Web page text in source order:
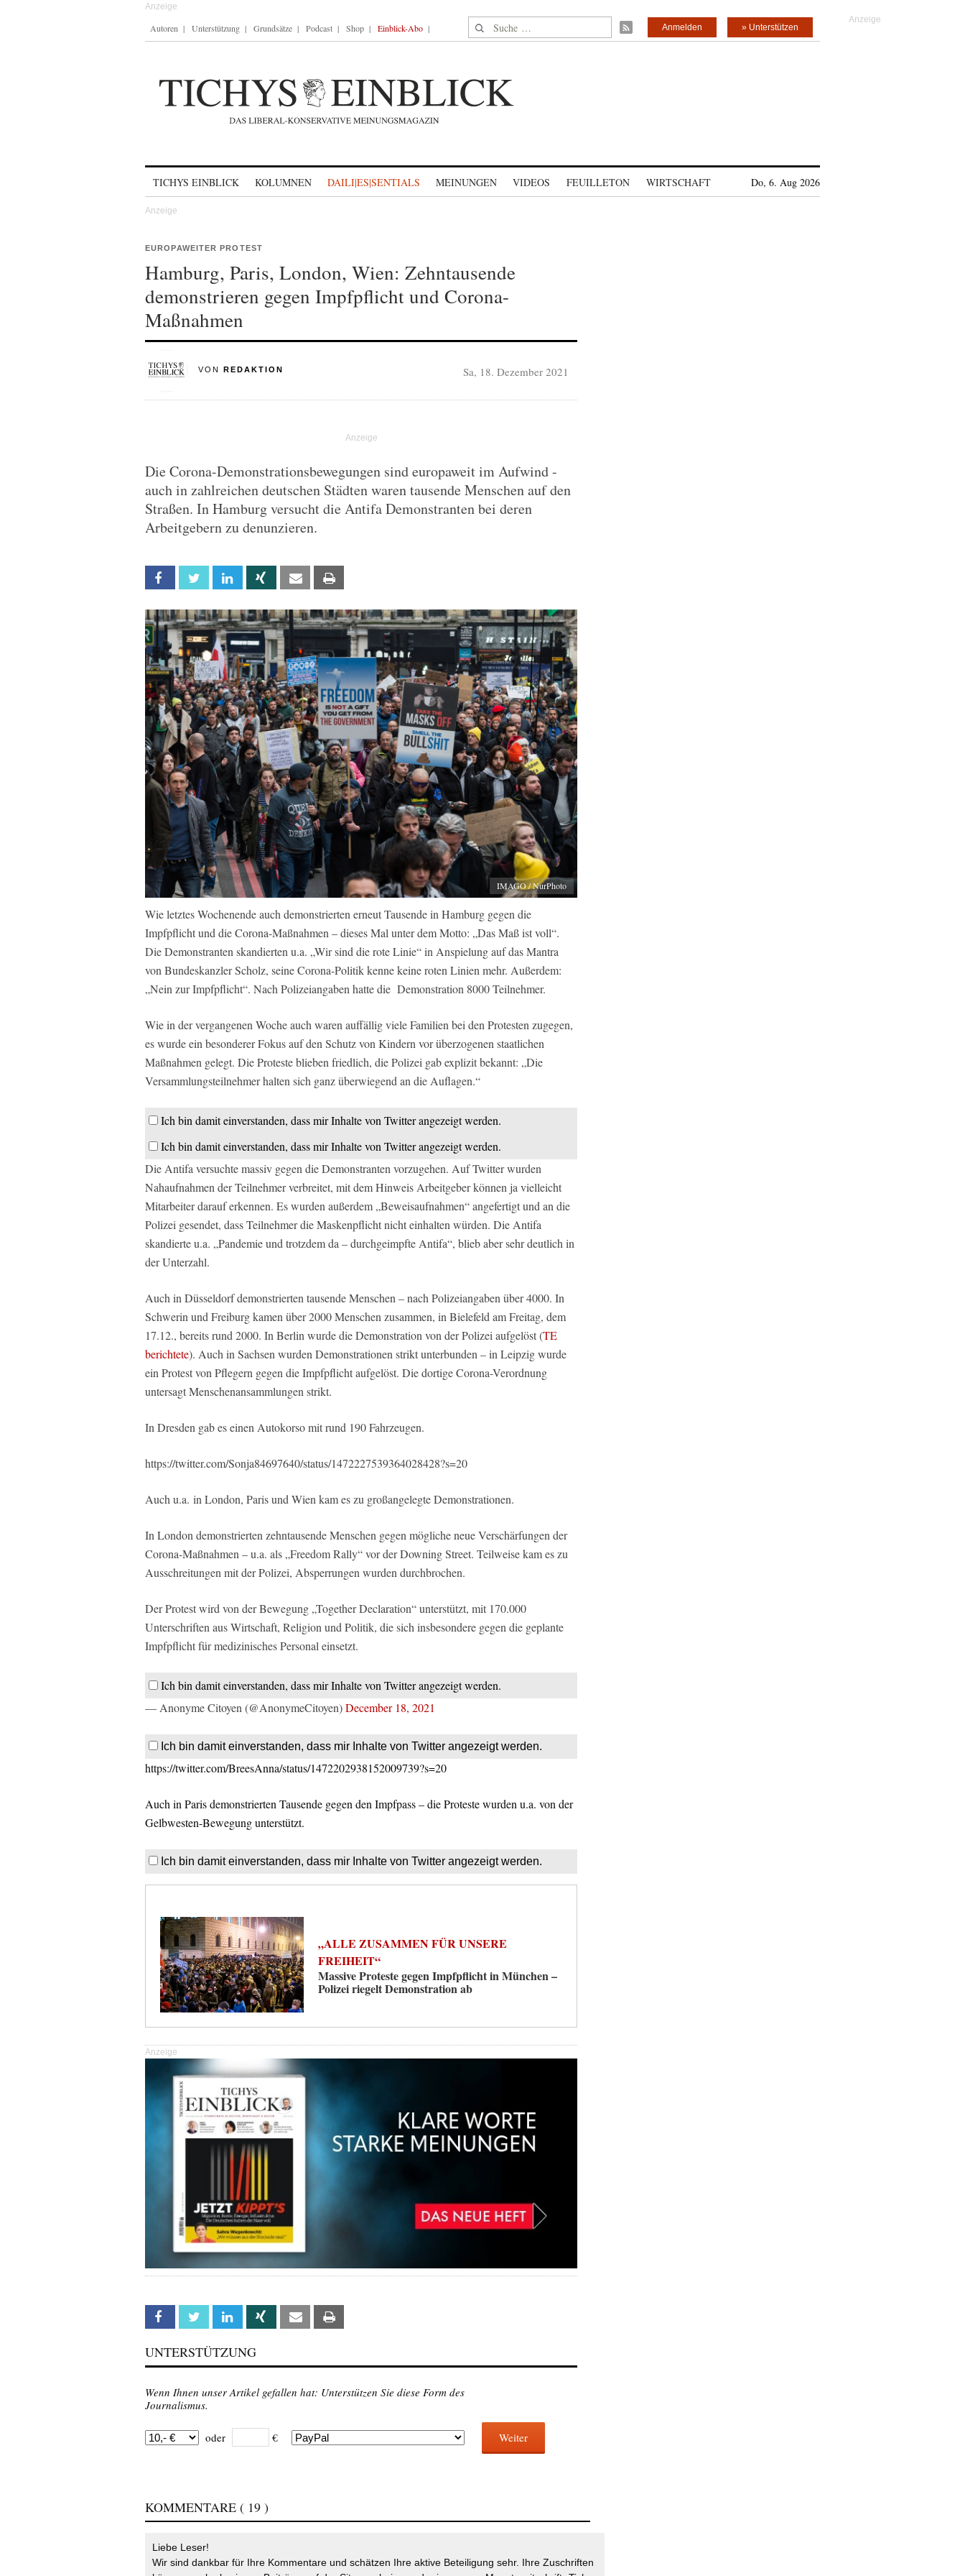
Autoren Unterstützung Grundsätze Podcast Shop Einblick-Abo Suche nach: » Unterstützen
Anmelden
TICHYS EINBLICK KOLUMNEN DAILI|ES|SENTIALS MEINUNGEN VIDEOS FEUILLETON WIRTSCHAFT Do, 6. Aug 2026
EUROPAWEITER PROTEST
Hamburg, Paris, London, Wien: Zehntausende
demonstrieren gegen Impfpflicht und Corona-
Maßnahmen
VON REDAKTION Sa, 18. Dezember 2021
Die Corona-Demonstrationsbewegungen sind europaweit im Aufwind -
auch in zahlreichen deutschen Städten waren tausende Menschen auf den
Straßen. In Hamburg versucht die Antifa Demonstranten bei deren
Arbeitgebern zu denunzieren.
Facebook Twitter Linkedin Xing Email
IMAGO / NurPhoto
Wie letztes Wochenende auch demonstrierten erneut Tausende in Hamburg gegen die
Impfpflicht und die Corona-Maßnahmen – dieses Mal unter dem Motto: „Das Maß ist voll“.
Die Demonstranten skandierten u.a. „Wir sind die rote Linie“ in Anspielung auf das Mantra
von Bundeskanzler Scholz, seine Corona-Politik kenne keine roten Linien mehr. Außerdem:
„Nein zur Impfpflicht“. Nach Polizeiangaben hatte die Demonstration 8000 Teilnehmer.
Wie in der vergangenen Woche auch waren auffällig viele Familien bei den Protesten zugegen,
es wurde ein besonderer Fokus auf den Schutz von Kindern vor überzogenen staatlichen
Maßnahmen gelegt. Die Proteste blieben friedlich, die Polizei gab explizit bekannt: „Die
Versammlungsteilnehmer halten sich ganz überwiegend an die Auflagen.“
Ich bin damit einverstanden, dass mir Inhalte von Twitter angezeigt werden.
Ich bin damit einverstanden, dass mir Inhalte von Twitter angezeigt werden.
Die Antifa versuchte massiv gegen die Demonstranten vorzugehen. Auf Twitter wurden
Nahaufnahmen der Teilnehmer verbreitet, mit dem Hinweis Arbeitgeber können ja vielleicht
Mitarbeiter darauf erkennen. Es wurden außerdem „Beweisaufnahmen“ angefertigt und an die
Polizei gesendet, dass Teilnehmer die Maskenpflicht nicht einhalten würden. Die Antifa
skandierte u.a. „Pandemie und trotzdem da – durchgeimpfte Antifa“, blieb aber sehr deutlich in
der Unterzahl.
Auch in Düsseldorf demonstrierten tausende Menschen – nach Polizeiangaben über 4000. In
Schwerin und Freiburg kamen über 2000 Menschen zusammen, in Bielefeld am Freitag, dem
17.12., bereits rund 2000. In Berlin wurde die Demonstration von der Polizei aufgelöst (TE
berichtete). Auch in Sachsen wurden Demonstrationen strikt unterbunden – in Leipzig wurde
ein Protest von Pflegern gegen die Impfpflicht aufgelöst. Die dortige Corona-Verordnung
untersagt Menschenansammlungen strikt.
In Dresden gab es einen Autokorso mit rund 190 Fahrzeugen.
https://twitter.com/Sonja84697640/status/1472227539364028428?s=20
Auch u.a. in London, Paris und Wien kam es zu großangelegte Demonstrationen.
In London demonstrierten zehntausende Menschen gegen mögliche neue Verschärfungen der
Corona-Maßnahmen – u.a. als „Freedom Rally“ vor der Downing Street. Teilweise kam es zu
Ausschreitungen mit der Polizei, Absperrungen wurden durchbrochen.
Der Protest wird von der Bewegung „Together Declaration“ unterstützt, mit 170.000
Unterschriften aus Wirtschaft, Religion und Politik, die sich insbesondere gegen die geplante
Impfpflicht für medizinisches Personal einsetzt.
Ich bin damit einverstanden, dass mir Inhalte von Twitter angezeigt werden.
— Anonyme Citoyen (@AnonymeCitoyen)December 18, 2021
Ich bin damit einverstanden, dass mir Inhalte von Twitter angezeigt werden.
https://twitter.com/BreesAnna/status/1472202938152009739?s=20
Auch in Paris demonstrierten Tausende gegen den Impfpass – die Proteste wurden u.a. von der
Gelbwesten-Bewegung unterstützt.
Ich bin damit einverstanden, dass mir Inhalte von Twitter angezeigt werden.
„ALLE ZUSAMMEN FÜR UNSERE
FREIHEIT“
Massive Proteste gegen Impfpflicht in München –
Polizei riegelt Demonstration ab
Anzeige
Facebook Twitter Linkedin Xing Email
UNTERSTÜTZUNG
Wenn Ihnen unser Artikel gefallen hat: Unterstützen Sie diese Form des
Journalismus.
oder € Weiter
KOMMENTARE ( 19 )
Liebe Leser!
Wir sind dankbar für Ihre Kommentare und schätzen Ihre aktive Beteiligung sehr. Ihre Zuschriften